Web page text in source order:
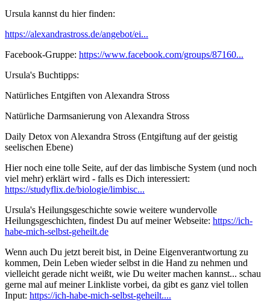
Ursula kannst du hier finden:
https://alexandrastross.de/angebot/ei...
Facebook-Gruppe: https://www.facebook.com/groups/87160...
Ursula's Buchtipps:
Natürliches Entgiften von Alexandra Stross
Natürliche Darmsanierung von Alexandra Stross
Daily Detox von Alexandra Stross (Entgiftung auf der geistig
seelischen Ebene)
Hier noch eine tolle Seite, auf der das limbische System (und noch
viel mehr) erklärt wird - falls es Dich interessiert:
https://studyflix.de/biologie/limbisc...
Ursula's Heilungsgeschichte sowie weitere wundervolle
Heilungsgeschichten, findest Du auf meiner Webseite: https://ich-
habe-mich-selbst-geheilt.de
Wenn auch Du jetzt bereit bist, in Deine Eigenverantwortung zu
kommen, Dein Leben wieder selbst in die Hand zu nehmen und
vielleicht gerade nicht weißt, wie Du weiter machen kannst... schau
gerne mal auf meiner Linkliste vorbei, da gibt es ganz viel tollen
Input: https://ich-habe-mich-selbst-geheilt....